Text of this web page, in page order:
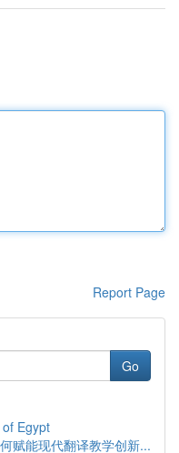
Report Page
Go
Egypt
赋能现代翻译教学创新...